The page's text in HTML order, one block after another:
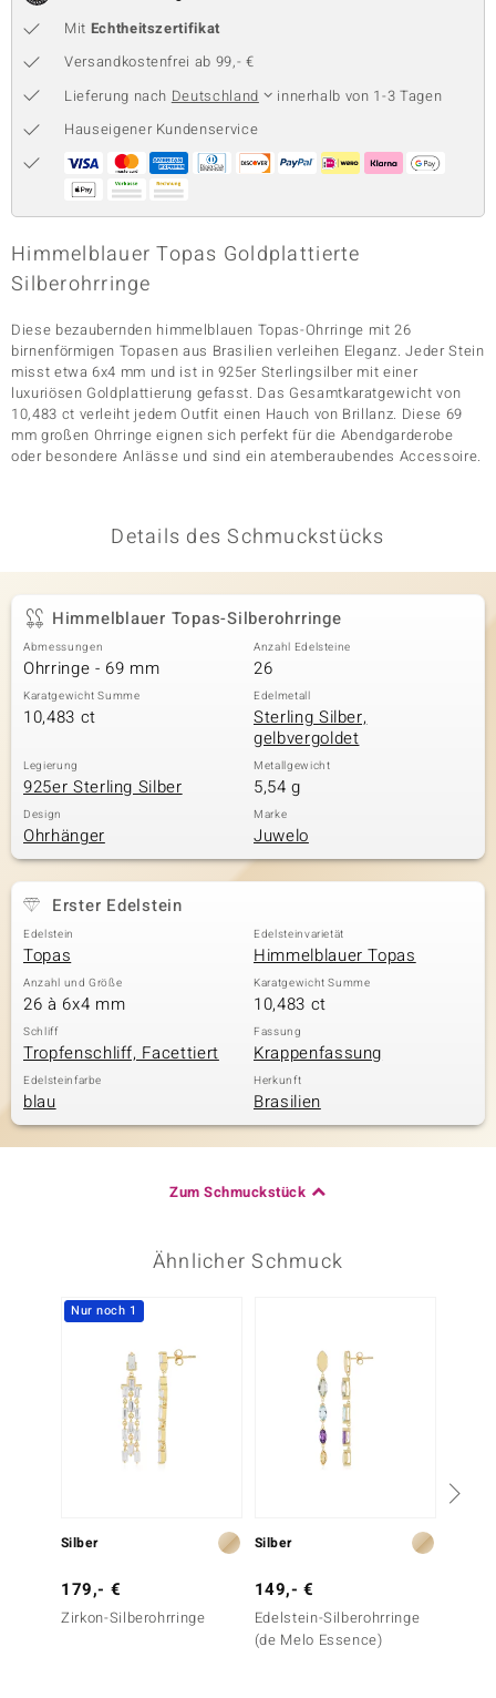
Collection
Classics
Mit Echtheitszertifikat
Versandkostenfrei ab 99,- €
Lieferung nach Deutschland
innerhalb von 1-3 Tagen
Hauseigener Kundenservice
Himmelblauer Topas Goldplattierte
Silberohrringe
Diese bezaubernden himmelblauen Topas-Ohrringe mit 26
birnenförmigen Topasen aus Brasilien verleihen Eleganz. Jeder Stein
misst etwa 6x4 mm und ist in 925er Sterlingsilber mit einer
luxuriösen Goldplattierung gefasst. Das Gesamtkaratgewicht von
10,483 ct verleiht jedem Outfit einen Hauch von Brillanz. Diese 69
mm großen Ohrringe eignen sich perfekt für die Abendgarderobe
oder besondere Anlässe und sind ein atemberaubendes Accessoire.
Details des Schmuckstücks
Himmelblauer Topas-Silberohrringe
Abmessungen
Ohrringe - 69 mm
Anzahl Edelsteine
26
Karatgewicht Summe
10,483 ct
Edelmetall
Sterling Silber,
gelbvergoldet
Legierung
925er Sterling Silber
Metallgewicht
5,54 g
Design
Ohrhänger
Marke
Juwelo
Erster Edelstein
Edelstein
Topas
Edelsteinvarietät
Himmelblauer Topas
Anzahl und Größe
26 à 6x4 mm
Karatgewicht Summe
10,483 ct
Schliff
Tropfenschliff, Facettiert
Fassung
Krappenfassung
Edelsteinfarbe
blau
Herkunft
Brasilien
Zum Schmuckstück
Ähnlicher Schmuck
Nur noch 1
Silber
179,- €
Zirkon-Silberohrringe
Silber
149,- €
Edelstein-Silberohrringe
(de Melo Essence)